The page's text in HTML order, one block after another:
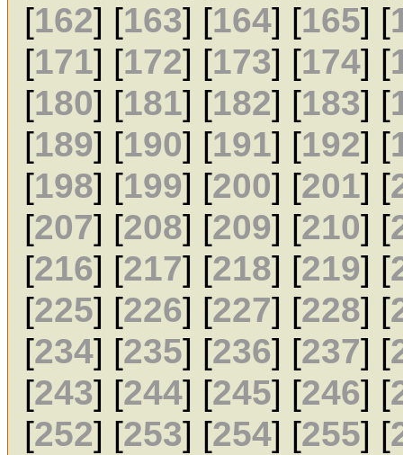
[162] [163] [164] [165] [
[171] [172] [173] [174] [
[180] [181] [182] [183] [
[189] [190] [191] [192] [
[198] [199] [200] [201] [
[207] [208] [209] [210] [
[216] [217] [218] [219] [
[225] [226] [227] [228] [
[234] [235] [236] [237] [
[243] [244] [245] [246] [
[252] [253] [254] [255] [